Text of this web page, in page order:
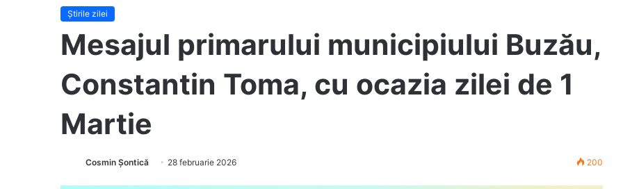
Știrile zilei
Mesajul primarului municipiului Buzău,
Constantin Toma, cu ocazia zilei de 1
Martie
Cosmin Șontică 28 februarie 2026 200